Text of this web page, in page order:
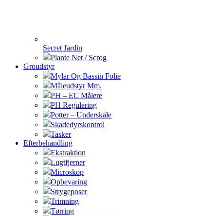
Secret Jardin
Plante Net / Scrog
Groudstyr
Mylar Og Bassin Folie
Måleudstyr Mm.
PH – EC Målere
PH Regulering
Potter – Underskåle
Skadedyrskontrol
Tasker
Efterbehandling
Ekstraktion
Lugtfjerner
Microskop
Opbevaring
Strygeposer
Trimning
Tørring